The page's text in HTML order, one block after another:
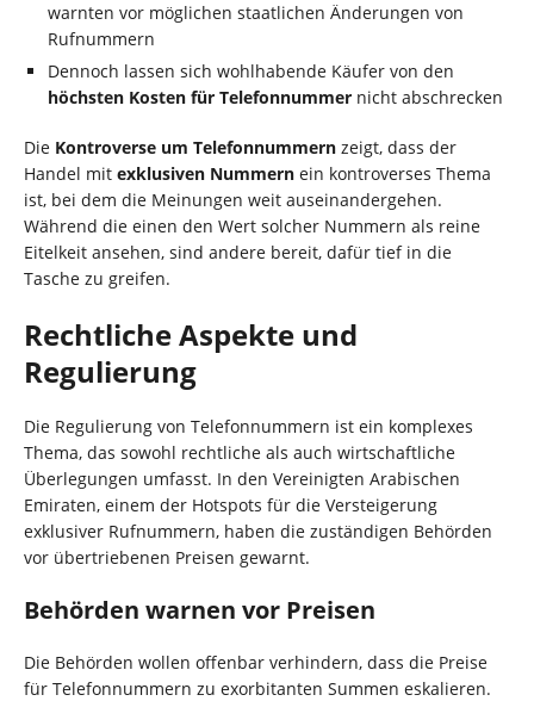
warnten vor möglichen staatlichen Änderungen von
Rufnummern
Dennoch lassen sich wohlhabende Käufer von den
höchsten Kosten für Telefonnummer nicht abschrecken
Die Kontroverse um Telefonnummern zeigt, dass der
Handel mit exklusiven Nummern ein kontroverses Thema
ist, bei dem die Meinungen weit auseinandergehen.
Während die einen den Wert solcher Nummern als reine
Eitelkeit ansehen, sind andere bereit, dafür tief in die
Tasche zu greifen.
Rechtliche Aspekte und
Regulierung
Die Regulierung von Telefonnummern ist ein komplexes
Thema, das sowohl rechtliche als auch wirtschaftliche
Überlegungen umfasst. In den Vereinigten Arabischen
Emiraten, einem der Hotspots für die Versteigerung
exklusiver Rufnummern, haben die zuständigen Behörden
vor übertriebenen Preisen gewarnt.
Behörden warnen vor Preisen
Die Behörden wollen offenbar verhindern, dass die Preise
für Telefonnummern zu exorbitanten Summen eskalieren.